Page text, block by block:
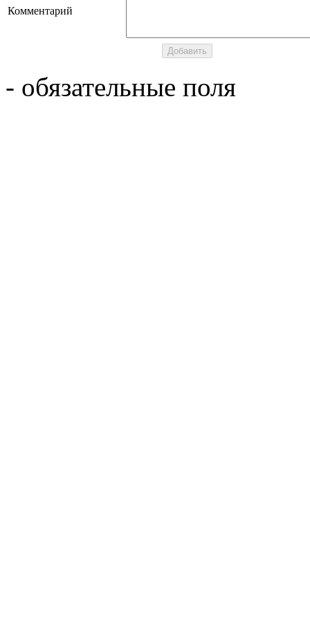
Комментарий
- обязательные поля